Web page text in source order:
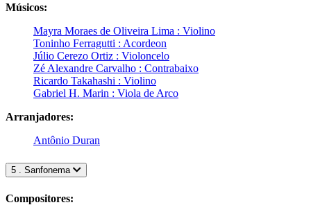
Músicos:
Mayra Moraes de Oliveira Lima : Violino
Toninho Ferragutti : Acordeon
Júlio Cerezo Ortiz : Violoncelo
Zé Alexandre Carvalho : Contrabaixo
Ricardo Takahashi : Violino
Gabriel H. Marin : Viola de Arco
Arranjadores:
Antônio Duran
5 . Sanfonema
Compositores: